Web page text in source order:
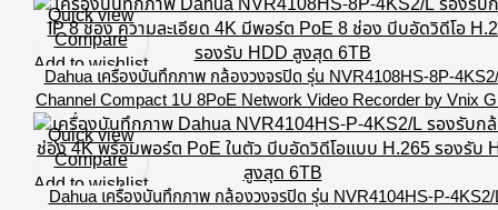
Quick view
Compare
Add to wishlist
Dahua เครื่องบันทึกภาพ กล้องวงจรปิด รุ่น NVR4108HS-8P-
Channel Compact 1U 8PoE Network Video Recorder by Vnix
Quick view
Compare
Add to wishlist
Dahua เครื่องบันทึกภาพ กล้องวงจรปิด รุ่น NVR4104HS-P-